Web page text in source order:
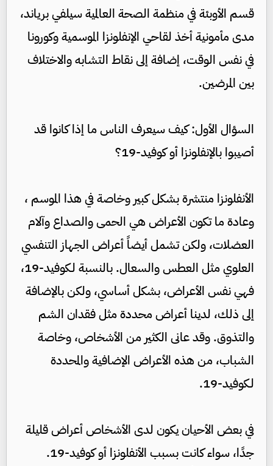
قسم الأوبئة في منظمة الصحة العالمية سيلفي برياند،
مدى مأمونية أخذ لقاحي الإنفلونزا الموسمية وكورونا
في نفس الوقت، إضافة إلى نقاط التشابه والاختلاف
بين المرضين.
السؤال الأول: كيف سيعرف الناس ما إذا كانوا قد
أصيبوا بالإنفلونزا أو كوفيد-19؟
الأنفلونزا منتشرة بشكل كبير وخاصة في هذا الموسم ،
وعادة ما تكون الأعراض هي الحمى والصداع وآلام
العضلات، ولكن تشمل أيضاً أعراض الجهاز التنفسي
العلوي مثل العطس والسعال. بالنسبة لـكوفيد-19،
فهي نفس الأعراض، بشكل أساسي، ولكن بالإضافة
إلى ذلك، لدينا أعراض محددة مثل فقدان الشم
والتذوق. وقد عانى الكثير من الأشخاص، وخاصة
الشباب، من هذه الأعراض الإضافية والمحددة
لـكوفيد-19.
في بعض الأحيان يكون لدى الأشخاص أعراض قليلة
جدًا، سواء كانت بسبب الأنفلونزا أو كوفيد-19.